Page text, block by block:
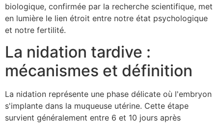
biologique, confirmée par la recherche scientifique, met
en lumière le lien étroit entre notre état psychologique
et notre fertilité.
La nidation tardive :
mécanismes et définition
La nidation représente une phase délicate où l'embryon
s'implante dans la muqueuse utérine. Cette étape
survient généralement entre 6 et 10 jours après